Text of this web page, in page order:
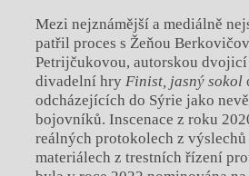
Mezi nejznámější a mediálně
patřil proces s Žeňou
Petrijčukovou, autorskou
divadelní hry Finist, jasný sokol
odcházejících do Sýrie jako
bojovníků. Inscenace z roku
reálných protokolech z výslechů
materiálech z trestních řízení